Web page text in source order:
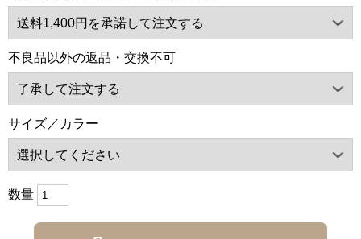
不良品以外の返品・交換不可
サイズ／カラー
数量